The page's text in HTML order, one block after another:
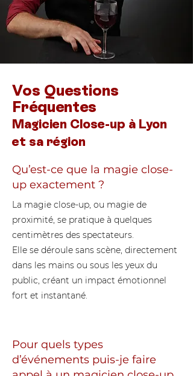
Vos Questions
Fréquentes
Magicien Close-up à Lyon
et sa région
Qu’est-ce que la magie close-
up exactement ?
La magie close-up, ou magie de
proximité, se pratique à quelques
centimètres des spectateurs.
Elle se déroule sans scène, directement
dans les mains ou sous les yeux du
public, créant un impact émotionnel
fort et instantané.
Pour quels types
d’événements puis-je faire